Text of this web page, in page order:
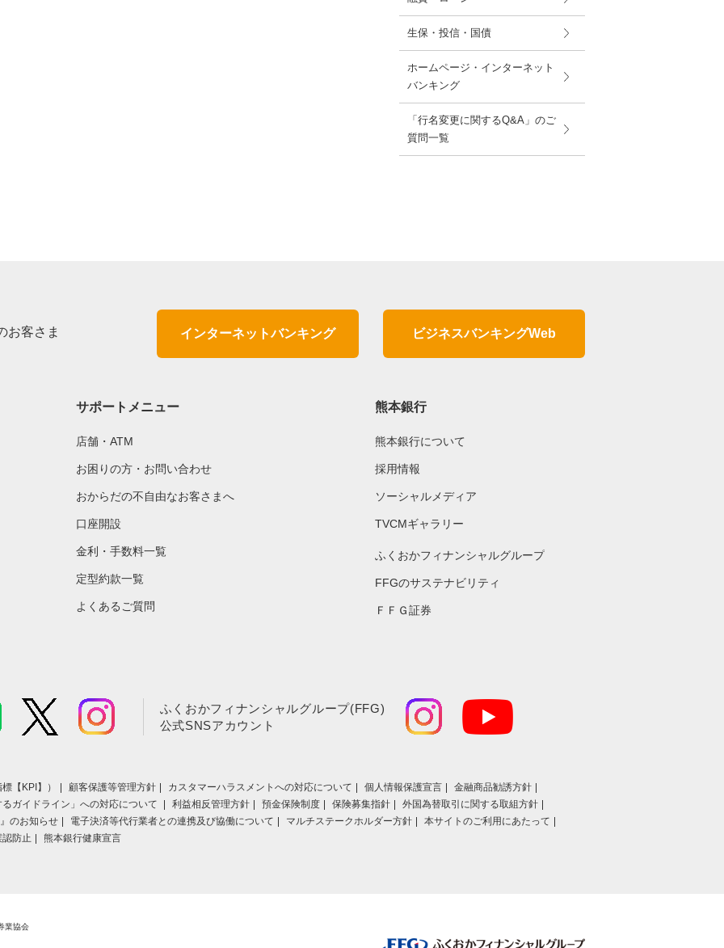
生保・投信・国債
ホームページ・インターネット
バンキング
「行名変更に関するQ&A」のご
質問一覧
お客さま インターネットバンキング ビジネスバンキングWeb
サポートメニュー
店舗・ATM
お困りの方・お問い合わせ
おからだの不自由なお客さまへ
口座開設
金利・手数料一覧
定型約款一覧
よくあるご質問
熊本銀行
熊本銀行について
採用情報
ソーシャルメディア
TVCMギャラリー
ふくおかフィナンシャルグループ
FFGのサステナビリティ
ＦＦＧ証券
ふくおかフィナンシャルグループ(FFG)
公式SNSアカウント
【KPI】） 顧客保護等管理方針 カスタマーハラスメントへの対応について 個人情報保護宣言
金融商品勧誘方針
るガイドライン」への対応について 利益相反管理方針 預金保険制度 保険募集指針
外国為替取引に関する取組方針
のお知らせ
電子決済等代行業者との連携及び協働について マルチステークホルダー方針
本サイトのご利用にあたって
防止 熊本銀行健康宣言
業協会